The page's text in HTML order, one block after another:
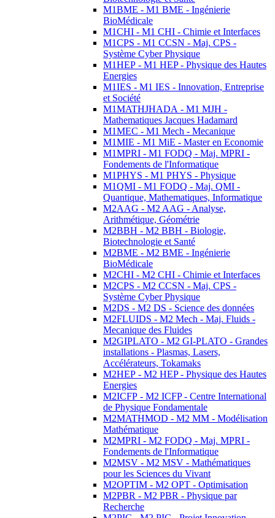
M1BME - M1 BME - Ingénierie
BioMédicale
M1CHI - M1 CHI - Chimie et Interfaces
M1CPS - M1 CCSN - Maj. CPS -
Système Cyber Physique
M1HEP - M1 HEP - Physique des Hautes
Energies
M1IES - M1 IES - Innovation, Entreprise
et Société
M1MATHJHADA - M1 MJH -
Mathematiques Jacques Hadamard
M1MEC - M1 Mech - Mecanique
M1MIE - M1 MiE - Master en Economie
M1MPRI - M1 FODQ - Maj. MPRI -
Fondements de l'Informatique
M1PHYS - M1 PHYS - Physique
M1QMI - M1 FODQ - Maj. QMI -
Quantique, Mathematiques, Informatique
M2AAG - M2 AAG - Analyse,
Arithmétique, Géométrie
M2BBH - M2 BBH - Biologie,
Biotechnologie et Santé
M2BME - M2 BME - Ingénierie
BioMédicale
M2CHI - M2 CHI - Chimie et Interfaces
M2CPS - M2 CCSN - Maj. CPS -
Système Cyber Physique
M2DS - M2 DS - Science des données
M2FLUIDS - M2 Mech - Maj. Fluids -
Mecanique des Fluides
M2GIPLATO - M2 GI-PLATO - Grandes
installations - Plasmas, Lasers,
Accélérateurs, Tokamaks
M2HEP - M2 HEP - Physique des Hautes
Energies
M2ICFP - M2 ICFP - Centre International
de Physique Fondamentale
M2MATHMOD - M2 MM - Modélisation
Mathématique
M2MPRI - M2 FODQ - Maj. MPRI -
Fondements de l'Informatique
M2MSV - M2 MSV - Mathématiques
pour les Sciences du Vivant
M2OPTIM - M2 OPT - Optimisation
M2PBR - M2 PBR - Physique par
Recherche